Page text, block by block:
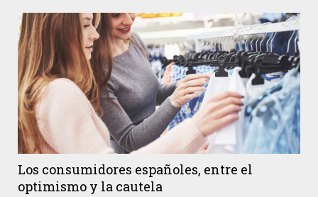
Los consumidores españoles, entre el
optimismo y la cautela